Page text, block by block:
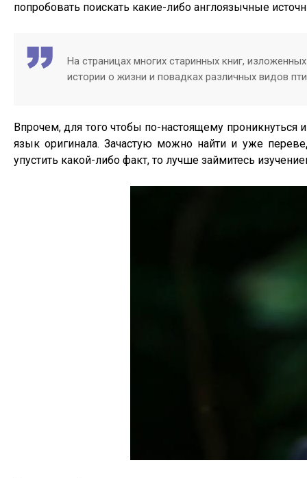
попробовать поискать какие-либо англоязычные
На страницах многих старинных книг,
истории о жизни и повадках различных видов
Впрочем, для того чтобы по-настоящему проникнуться
язык оригинала. Зачастую можно найти и уже
упустить какой-либо факт, то лучше займитесь